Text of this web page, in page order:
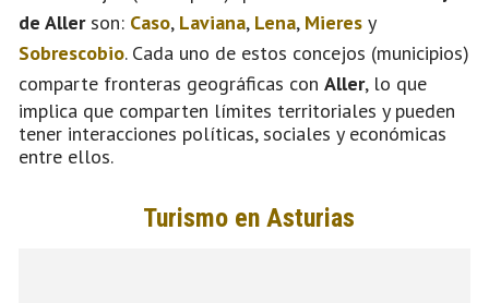
de Allerson: Caso, Laviana, Lena, Mieres y
Sobrescobio. Cada uno de estos concejos (municipios)
comparte fronteras geográficas con Aller, lo que
implica que comparten límites territoriales y pueden
tener interacciones políticas, sociales y económicas
entre ellos.